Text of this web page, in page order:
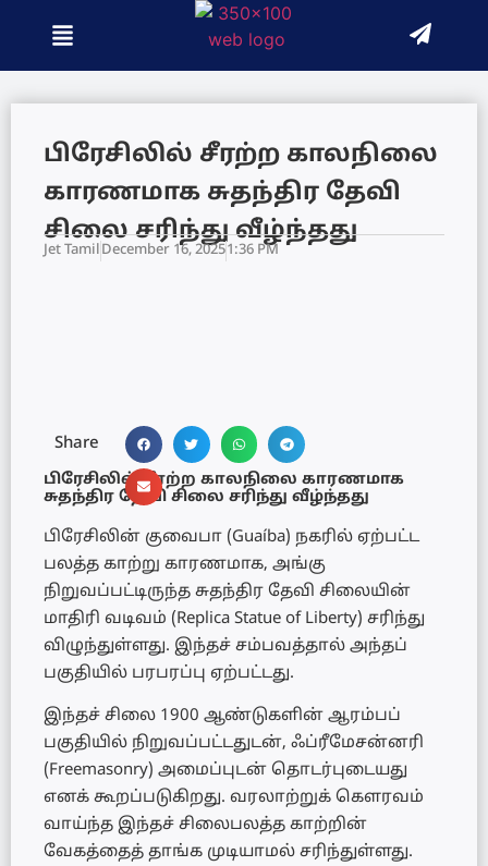
பிரேசிலில் சீரற்ற காலநிலை
காரணமாக சுதந்திர தேவி
சிலை சரிந்து வீழ்ந்தது
Jet TamilDecember 16, 20251:36 PM
Share
பிரேசிலில் சீரற்ற காலநிலை காரணமாக
சுதந்திர தேவி சிலை சரிந்து வீழ்ந்தது
பிரேசிலின் குவைபா (Guaíba) நகரில் ஏற்பட்ட
பலத்த காற்று காரணமாக, அங்கு
நிறுவப்பட்டிருந்த சுதந்திர தேவி சிலையின்
மாதிரி வடிவம் (Replica Statue of Liberty) சரிந்து
விழுந்துள்ளது. இந்தச் சம்பவத்தால் அந்தப்
பகுதியில் பரபரப்பு ஏற்பட்டது.
இந்தச் சிலை 1900 ஆண்டுகளின் ஆரம்பப்
பகுதியில் நிறுவப்பட்டதுடன், ஃப்ரீமேசன்னரி
(Freemasonry) அமைப்புடன் தொடர்புடையது
எனக் கூறப்படுகிறது. வரலாற்றுக் கௌரவம்
வாய்ந்த இந்தச் சிலைபலத்த காற்றின்
வேகத்தைத் தாங்க முடியாமல் சரிந்துள்ளது.